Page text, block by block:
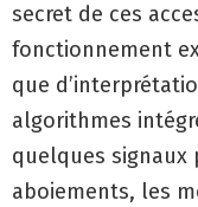
secret de ces
fonctionnement
que
algorithmes
quelques signaux
aboiements, les